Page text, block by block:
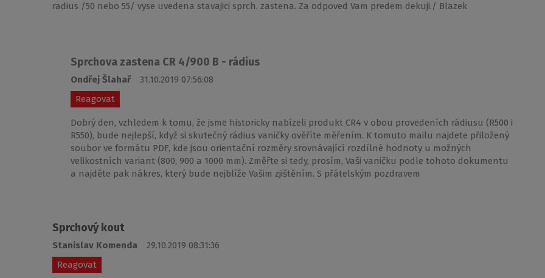
radius /50 nebo 55/ vyse uvedena stavajici sprch. zastena. Za odpoved Vam predem dekuji./ Blazek
Sprchova zastena CR 4/900 B - rádius
Ondřej Šlahař
31.10.2019 07:56:08
Reagovat
Dobrý den, vzhledem k tomu, že jsme historicky nabízeli produkt CR4 v obou provedeních rádiusu (R500 i
R550), bude nejlepší, když si skutečný rádius vaničky ověříte měřením. K tomuto mailu najdete přiložený
soubor ve formátu PDF, kde jsou orientační rozměry srovnávající rozdílné hodnoty u možných
velikostních variant (800, 900 a 1000 mm). Změřte si tedy, prosím, Vaši vaničku podle tohoto dokumentu
a najděte pak nákres, který bude nejblíže Vašim zjištěním. S přátelským pozdravem
Sprchový kout
Stanislav Komenda
29.10.2019 08:31:36
Reagovat